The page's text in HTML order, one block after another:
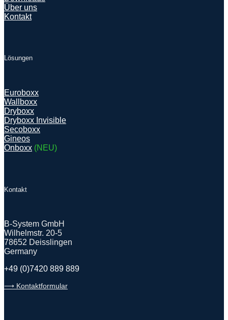
Über uns
Kontakt
Lösungen
Euroboxx
Wallboxx
Dryboxx
Dryboxx Invisible
Secoboxx
Gineos
Onboxx (NEU)
Kontakt
B-System GmbH
Wilhelmstr. 20-5
78652 Deisslingen
Germany
+49 (0)7420 889 889
⟶ Kontaktformular